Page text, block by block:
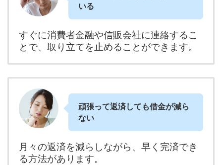
いる
すぐに消費者金融や信販会社に連絡するこ
とで、取り立てを止めることができます。
頑張って返済しても借金が減ら
ない
月々の返済を減らしながら、早く完済でき
る方法があります。